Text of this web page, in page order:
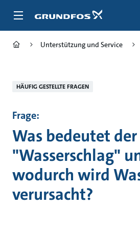
Inhalt
Unterstützung und Service
HÄUFIG GESTELLTE FRAGEN
Frage:
Was bedeutet
"Wasserschlag"
wodurch wird
verursacht?